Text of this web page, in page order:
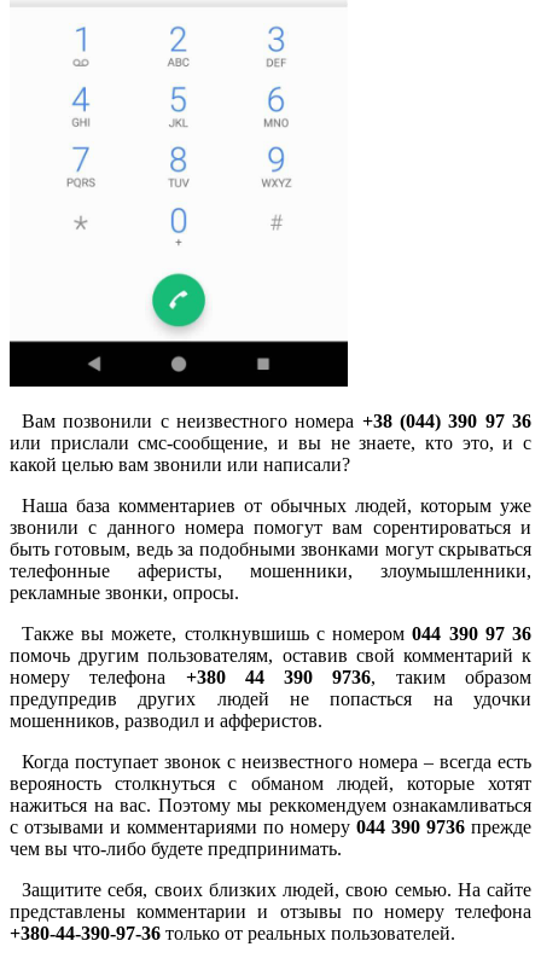
Вам позвонили с неизвестного номера +38 (044) 390 97 36
или прислали смс-сообщение, и вы не знаете, кто это, и с
какой целью вам звонили или написали?
Наша база комментариев от обычных людей, которым уже
звонили с данного номера помогут вам сорентироваться и
быть готовым, ведь за подобными звонками могут скрываться
телефонные аферисты, мошенники, злоумышленники,
рекламные звонки, опросы.
Также вы можете, столкнувшишь с номером044 390 97 36
помочь другим пользователям, оставив свой комментарий к
номеру телефона +380 44 390 9736, таким образом
предупредив других людей не попасться на удочки
мошенников, разводил и афферистов.
Когда поступает звонок с неизвестного номера – всегда есть
верояность столкнуться с обманом людей, которые хотят
нажиться на вас. Поэтому мы реккомендуем ознакамливаться
с отзывами и комментариями по номеру 044 390 9736 прежде
чем вы что-либо будете предпринимать.
Защитите себя, своих близких людей, свою семью. На сайте
представлены комментарии и отзывы по номеру телефона
+380-44-390-97-36 только от реальных пользователей.